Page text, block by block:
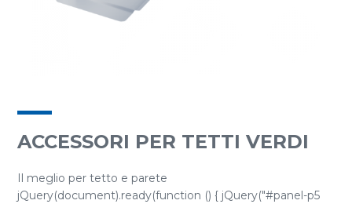
ACCESSORI PER TETTI VERDI
Il meglio per tetto e parete
jQuery(document).ready(function () { jQuery("#panel-p5